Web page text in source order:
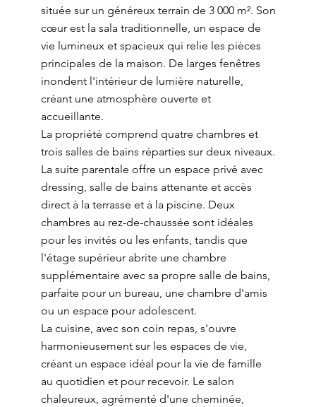
située sur un généreux terrain de 3 000 m². Son
cœur est la sala traditionnelle, un espace de
vie lumineux et spacieux qui relie les pièces
principales de la maison. De larges fenêtres
inondent l'intérieur de lumière naturelle,
créant une atmosphère ouverte et
accueillante.
La propriété comprend quatre chambres et
trois salles de bains réparties sur deux niveaux.
La suite parentale offre un espace privé avec
dressing, salle de bains attenante et accès
direct à la terrasse et à la piscine. Deux
chambres au rez-de-chaussée sont idéales
pour les invités ou les enfants, tandis que
l'étage supérieur abrite une chambre
supplémentaire avec sa propre salle de bains,
parfaite pour un bureau, une chambre d'amis
ou un espace pour adolescent.
La cuisine, avec son coin repas, s'ouvre
harmonieusement sur les espaces de vie,
créant un espace idéal pour la vie de famille
au quotidien et pour recevoir. Le salon
chaleureux, agrémenté d'une cheminée,